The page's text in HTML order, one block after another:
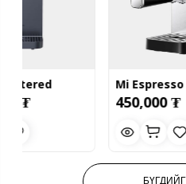
Mi Espresso Machine
Semi-Auto
450,000 ₮